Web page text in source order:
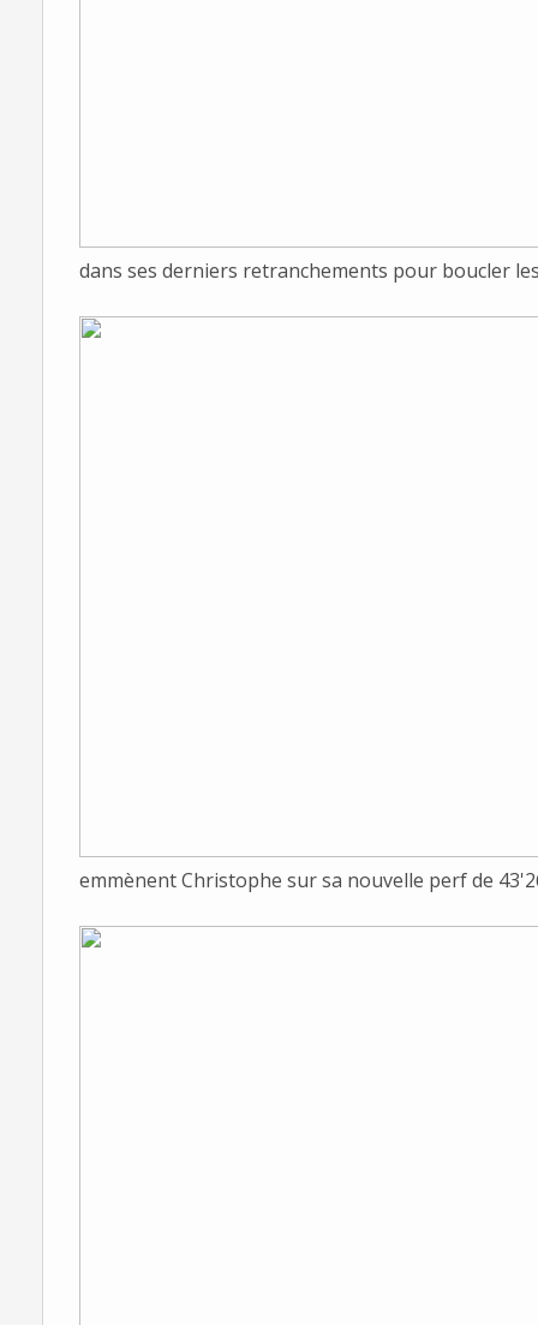
dans ses derniers retranchements pour boucler
emmènent Christophe sur sa nouvelle perf de